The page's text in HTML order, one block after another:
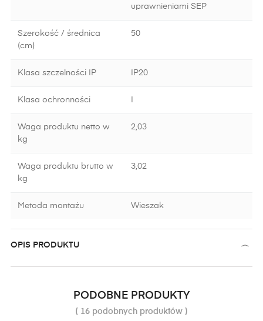
uprawnieniami SEP
Szerokość / średnica
(cm)
50
Klasa szczelności IP IP20
Klasa ochronności
Waga produktu netto w
kg
2,03
Waga produktu brutto w
kg
3,02
Metoda montażu Wieszak
OPIS PRODUKTU
PODOBNE PRODUKTY
( 16 podobnych produktów )